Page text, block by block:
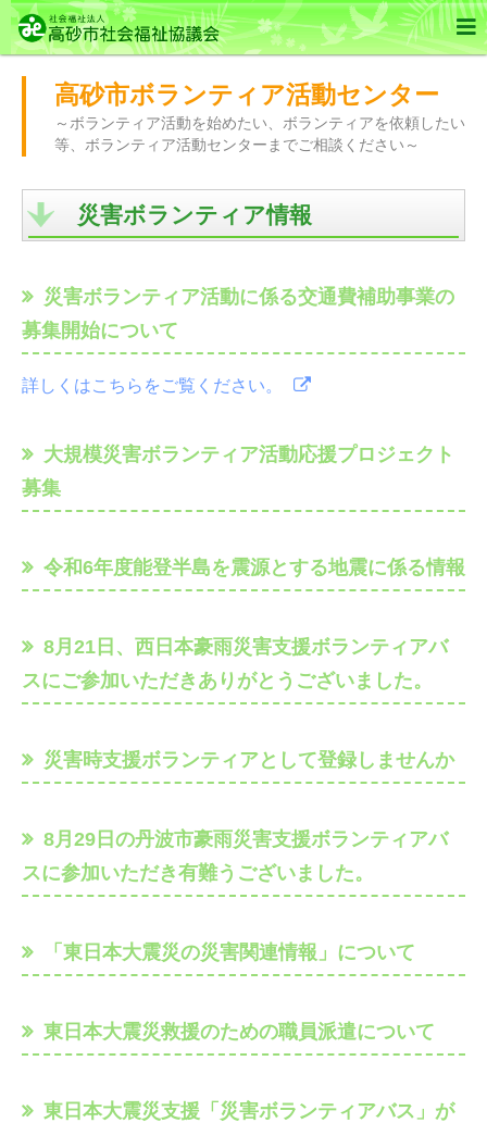

高砂市ボランティア活動センター
～ボランティア活動を始めたい、ボランティアを依頼したい
等、ボランティア活動センターまでご相談ください～
災害ボランティア情報
災害ボランティア活動に係る交通費補助事業の
募集開始について
詳しくはこちらをご覧ください。
大規模災害ボランティア活動応援プロジェクト
募集
令和6年度能登半島を震源とする地震に係る情報
8月21日、西日本豪雨災害支援ボランティアバ
スにご参加いただきありがとうございました。
災害時支援ボランティアとして登録しませんか
8月29日の丹波市豪雨災害支援ボランティアバ
スに参加いただき有難うございました。
「東日本大震災の災害関連情報」について
東日本大震災救援のための職員派遣について
東日本大震災支援「災害ボランティアバス」が